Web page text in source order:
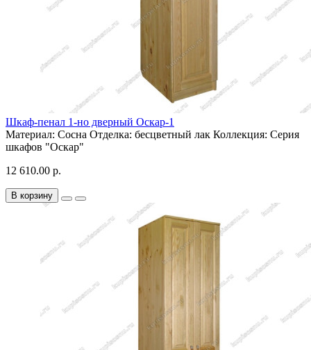
Шкаф-пенал 1-но дверный Оскар-1
Материал: Сосна Отделка: бесцветный лак Коллекция: Серия
шкафов "Оскар"
12 610.00 р.
В корзину